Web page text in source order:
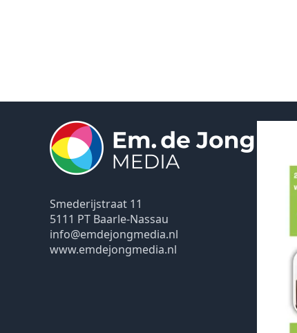
Smederijstraat 11
5111 PT Baarle-Nassau
info@emdejongmedia.nl
www.emdejongmedia.nl